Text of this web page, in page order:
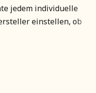
jedem individuelle
einstellen, ob